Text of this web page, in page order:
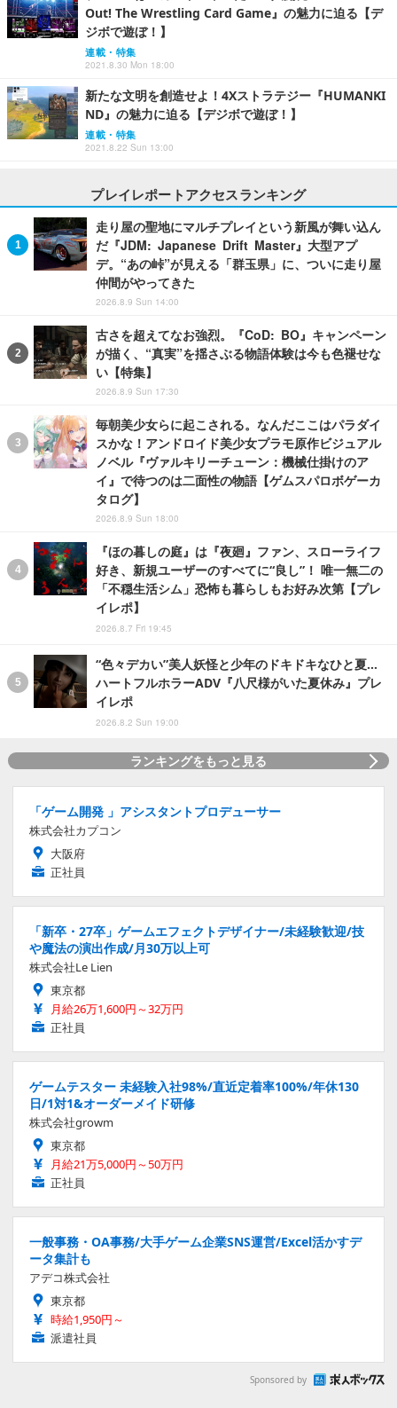
Out! The Wrestling Card Game』の魅力に迫る【デ
ジボで遊ぼ！】
連載・特集
2021.8.30 Mon 18:00
新たな文明を創造せよ！4Xストラテジー『HUMANKI
ND』の魅力に迫る【デジボで遊ぼ！】
連載・特集
2021.8.22 Sun 13:00
プレイレポートアクセスランキング
走り屋の聖地にマルチプレイという新風が舞い込ん
だ『JDM: Japanese Drift Master』大型アプ
デ。“あの峠”が見える「群玉県」に、ついに走り屋
仲間がやってきた
2026.8.9 Sun 14:00
古さを超えてなお強烈。『CoD: BO』キャンペーン
が描く、“真実”を揺さぶる物語体験は今も色褪せな
い【特集】
2026.8.9 Sun 17:30
毎朝美少女らに起こされる。なんだここはパラダイ
スかな！アンドロイド美少女プラモ原作ビジュアル
ノベル『ヴァルキリーチューン：機械仕掛けのア
イ』で待つのは二面性の物語【ゲムスパロボゲーカ
タログ】
2026.8.9 Sun 18:00
『ほの暮しの庭』は『夜廻』ファン、スローライフ
好き、新規ユーザーのすべてに“良し”！ 唯一無二の
「不穏生活シム」恐怖も暮らしもお好み次第【プレ
イレポ】
2026.8.7 Fri 19:45
“色々デカい”美人妖怪と少年のドキドキなひと夏…
ハートフルホラーADV『八尺様がいた夏休み』プレ
イレポ
2026.8.2 Sun 19:00
ランキングをもっと見る
「ゲーム開発 」アシスタントプロデューサー
株式会社カプコン
大阪府
正社員
「新卒・27卒」ゲームエフェクトデザイナー/未経験歓迎/技
や魔法の演出作成/月30万以上可
株式会社Le Lien
東京都
月給26万1,600円～32万円
正社員
ゲームテスター 未経験入社98%/直近定着率100%/年休130
日/1対1&オーダーメイド研修
株式会社growm
東京都
月給21万5,000円～50万円
正社員
一般事務・OA事務/大手ゲーム企業SNS運営/Excel活かすデ
ータ集計も
アデコ株式会社
東京都
時給1,950円～
派遣社員
Sponsored by